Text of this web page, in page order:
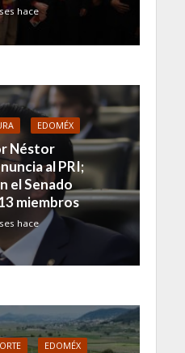
hace
EDOMÉX
Néstor
al PRI;
el Senado
miembros
hace
EDOMÉX